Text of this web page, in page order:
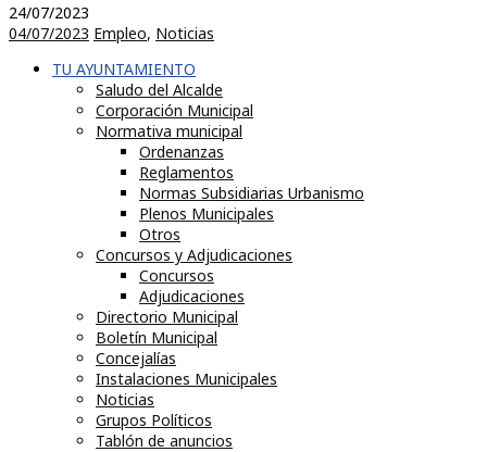
24/07/2023
04/07/2023 Empleo, Noticias
TU AYUNTAMIENTO
Saludo del Alcalde
Corporación Municipal
Normativa municipal
Ordenanzas
Reglamentos
Normas Subsidiarias Urbanismo
Plenos Municipales
Otros
Concursos y Adjudicaciones
Concursos
Adjudicaciones
Directorio Municipal
Boletín Municipal
Concejalías
Instalaciones Municipales
Noticias
Grupos Políticos
Tablón de anuncios